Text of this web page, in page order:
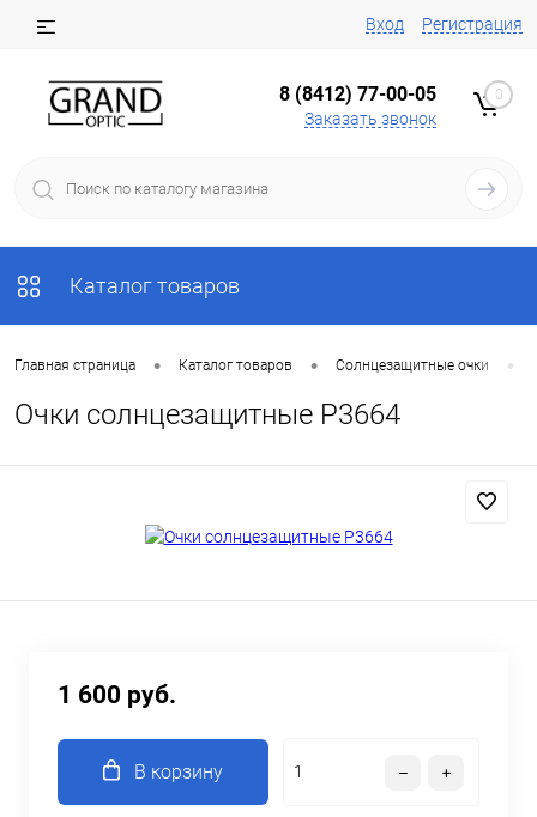
Вход Регистрация
8 (8412) 77-00-05
Заказать звонок
0
Каталог товаров
Главная страница • Каталог товаров • Солнцезащитные очки •
Очки солнцезащитные P3664
1 600 руб.
В корзину